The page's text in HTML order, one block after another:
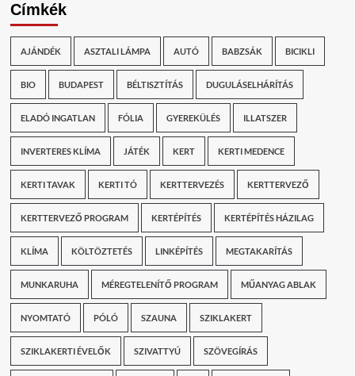
Címkék
AJÁNDÉK ASZTALI LÁMPA AUTÓ BABZSÁK BICIKLI
BIO BUDAPEST BÉLTISZTÍTÁS DUGULÁSELHÁRÍTÁS
ELADÓ INGATLAN FÓLIA GYEREKÜLÉS ILLATSZER
INVERTERES KLÍMA JÁTÉK KERT KERTI MEDENCE
KERTI TAVAK KERTI TÓ KERTTERVEZÉS KERTTERVEZŐ
KERTTERVEZŐ PROGRAM KERTÉPÍTÉS KERTÉPÍTÉS HÁZILAG
KLÍMA KÖLTÖZTETÉS LINKÉPÍTÉS MEGTAKARÍTÁS
MUNKARUHA MÉREGTELENÍTŐ PROGRAM MŰANYAG ABLAK
NYOMTATÓ PÓLÓ SZAUNA SZIKLAKERT
SZIKLAKERTI ÉVELŐK SZIVATTYÚ SZÖVEGÍRÁS